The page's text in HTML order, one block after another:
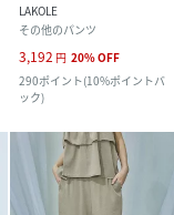
LAKOLE
その他のパンツ
3,192 円 20%OFF
290ポイント(10%ポイントバ
ック)